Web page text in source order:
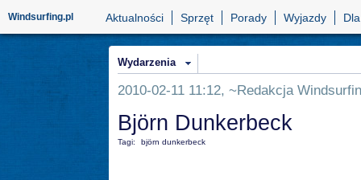
Windsurfing.pl Aktualności Sprzęt Porady Wyjazdy
Wydarzenia
2010-02-11 11:12, ~Redakcja
Björn Dunkerbeck
Tagi: björn dunkerbeck